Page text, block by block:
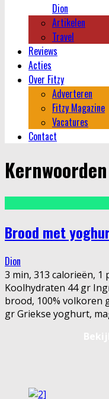
Dion
Artikelen
Travel
Reviews
Acties
Over Fitzy
Adverteren
Fitzy Magazine
Vacatures
Contact
Kernwoorden
Brood met
Dion
3 min, 313 calorieën,
Koolhydraten 44 gr
brood, 100% volkoren
gr Griekse yoghurt,